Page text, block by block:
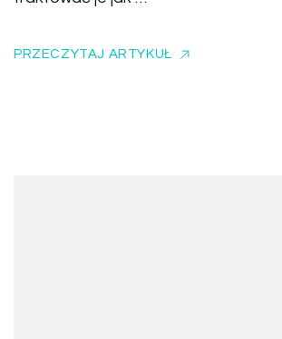
PRZECZYTAJ ARTYKUŁ